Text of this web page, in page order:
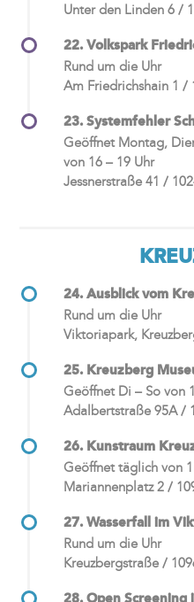
Unter den Linden 6 /
22. Volkspark
Rund um die Uhr
Am Friedrichshain 1 /
23. Systemfehler
Geöffnet Montag,
von 16 – 19 Uhr
Jessnerstraße 41 /
24. Ausblick vom
Rund um die Uhr
Viktoriapark,
25. Kreuzberg
Geöffnet Di – So von
Adalbertstraße 95A /
26. Kunstraum
Geöffnet täglich von
Mariannenplatz 2 /
27. Wasserfall im
Rund um die Uhr
Kreuzbergstraße /